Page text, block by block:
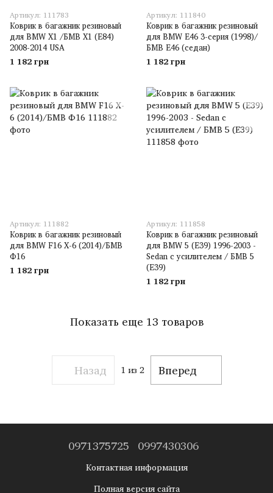
Артикул: 111783
Коврик в багажник резиновый
для BMW X1 /БМВ X1 (E84)
2008-2014 USA
1 182 грн
Артикул: 111840
Коврик в багажник резиновый
для BMW E46 3-серия (1998)/
БМВ Е46 (седан)
1 182 грн
Артикул: 111882
Коврик в багажник резиновый
для BMW F16 X-6 (2014)/БМВ
Ф16
1 182 грн
Артикул: 111858
Коврик в багажник резиновый
для BMW 5 (E39) 1996-2003 -
Sedan с усилителем / БМВ 5
(Е39)
1 182 грн
Показать еще 13 товаров
Назад 1 из 2 Вперед
0971375725 0997430306
Контактная информация
Полная версия сайта